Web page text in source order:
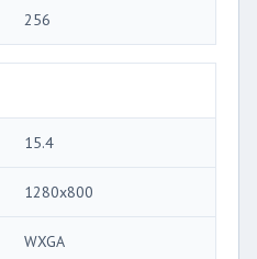
256
15.4
1280x800
WXGA